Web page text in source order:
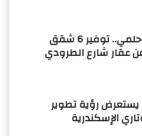
بتوجيهات النائب أحمد حلمي.. توفير 6 شقق
عقار شارع الطرودي
يستعرض رؤية تطوير
الإسكندرية